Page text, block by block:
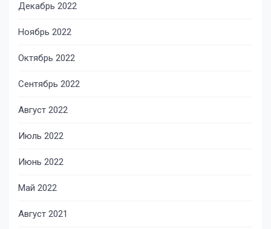
Декабрь 2022
Ноябрь 2022
Октябрь 2022
Сентябрь 2022
Август 2022
Июль 2022
Июнь 2022
Май 2022
Август 2021